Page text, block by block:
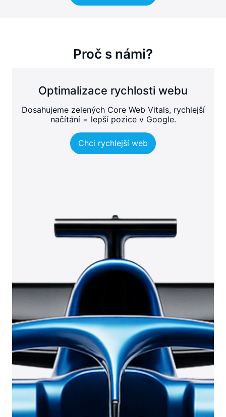
Proč s námi?
Optimalizace rychlosti webu
Dosahujeme zelených Core Web Vitals, rychlejší
načítání = lepší pozice v Google.
Chci rychlejší web